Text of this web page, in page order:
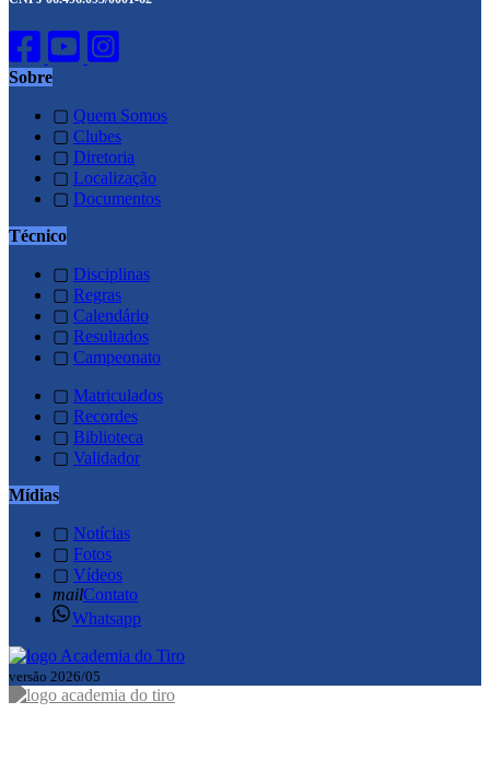
Sobre
▢ Quem Somos
▢ Clubes
▢ Diretoria
▢ Localização
▢ Documentos
Técnico
▢ Disciplinas
▢ Regras
▢ Calendário
▢ Resultados
▢ Campeonato
▢ Matriculados
▢ Recordes
▢ Biblioteca
▢ Validador
Mídias
▢ Notícias
▢ Fotos
▢ Vídeos
mailContato
Whatsapp
versão 2026/05